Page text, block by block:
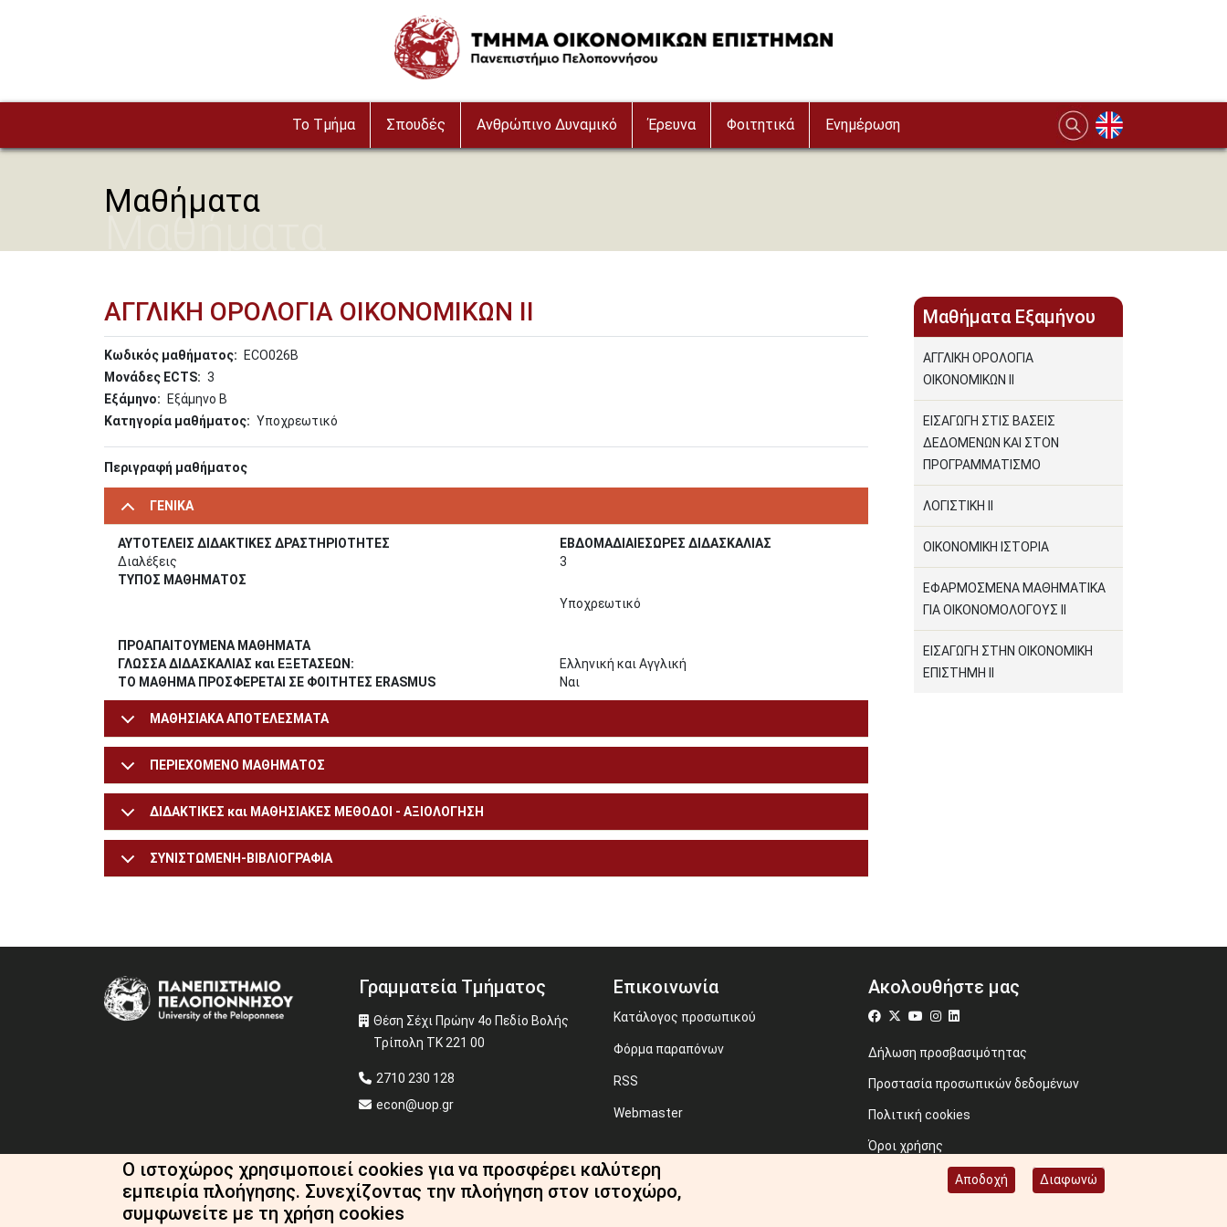
Image
To Τμήμα Σπουδές Ανθρώπινο Δυναμικό Έρευνα Φοιτητικά Ενημέρωση
Μαθήματα
Μαθήματα
ΑΓΓΛΙΚΗ ΟΡΟΛΟΓΙΑ ΟΙΚΟΝΟΜΙΚΩΝ ΙΙ
Κωδικός μαθήματος
ECO026B
Μονάδες ECTS
3
Εξάμηνο
Εξάμηνο Β
Κατηγορία μαθήματος
Υποχρεωτικό
Περιγραφή μαθήματος
ΓΕΝΙΚΑ
ΑΥΤΟΤΕΛΕΙΣ ΔΙΔΑΚΤΙΚΕΣ ΔΡΑΣΤΗΡΙΟΤΗΤΕΣ
ΕΒΔΟΜΑΔΙΑΙΕΣΩΡΕΣ ΔΙΔΑΣΚΑΛΙΑΣ
Διαλέξεις
3
ΤΥΠΟΣ ΜΑΘΗΜΑΤΟΣ
Υποχρεωτικό
ΠΡΟΑΠΑΙΤΟΥΜΕΝΑ ΜΑΘΗΜΑΤΑ
ΓΛΩΣΣΑ ΔΙΔΑΣΚΑΛΙΑΣ και ΕΞΕΤΑΣΕΩΝ:
Ελληνική και Αγγλική
ΤΟ ΜΑΘΗΜΑ ΠΡΟΣΦΕΡΕΤΑΙ ΣΕ ΦΟΙΤΗΤΕΣ ERASMUS
Ναι
ΜΑΘΗΣΙΑΚΑ ΑΠΟΤΕΛΕΣΜΑΤΑ
ΠΕΡΙΕΧΟΜΕΝΟ ΜΑΘΗΜΑΤΟΣ
ΔΙΔΑΚΤΙΚΕΣ και ΜΑΘΗΣΙΑΚΕΣ ΜΕΘΟΔΟΙ - ΑΞΙΟΛΟΓΗΣΗ
ΣΥΝΙΣΤΩΜΕΝΗ-ΒΙΒΛΙΟΓΡΑΦΙΑ
Μαθήματα Εξαμήνου
ΑΓΓΛΙΚΗ ΟΡΟΛΟΓΙΑ
ΟΙΚΟΝΟΜΙΚΩΝ ΙΙ
ΕΙΣΑΓΩΓΗ ΣΤΙΣ ΒΑΣΕΙΣ
ΔΕΔΟΜΕΝΩΝ ΚΑΙ ΣΤΟΝ
ΠΡΟΓΡΑΜΜΑΤΙΣΜΟ
ΛΟΓΙΣΤΙΚΗ ΙΙ
ΟΙΚΟΝΟΜΙΚΗ ΙΣΤΟΡΙΑ
ΕΦΑΡΜΟΣΜΕΝΑ ΜΑΘΗΜΑΤΙΚΑ
ΓΙΑ ΟΙΚΟΝΟΜΟΛΟΓΟΥΣ ΙΙ
ΕΙΣΑΓΩΓΗ ΣΤΗΝ ΟΙΚΟΝΟΜΙΚΗ
ΕΠΙΣΤΗΜΗ ΙΙ
Image Γραμματεία Τμήματος
Θέση Σέχι Πρώην 4ο Πεδίο Βολής
Τρίπολη ΤΚ 221 00
2710 230 128
econ@uop.gr
Επικοινωνία
Κατάλογος προσωπικού
Φόρμα παραπόνων
RSS
Webmaster
Ακολουθήστε μας
Δήλωση προσβασιμότητας
Προστασία προσωπικών δεδομένων
Πολιτική cookies
Όροι χρήσης
Προηγούμενος ιστότοπος
Ο ιστοχώρος χρησιμοποιεί cookies για να προσφέρει καλύτερη
εμπειρία πλοήγησης. Συνεχίζοντας την πλοήγηση στον ιστοχώρο,
συμφωνείτε με τη χρήση cookies
Αποδοχή Διαφωνώ